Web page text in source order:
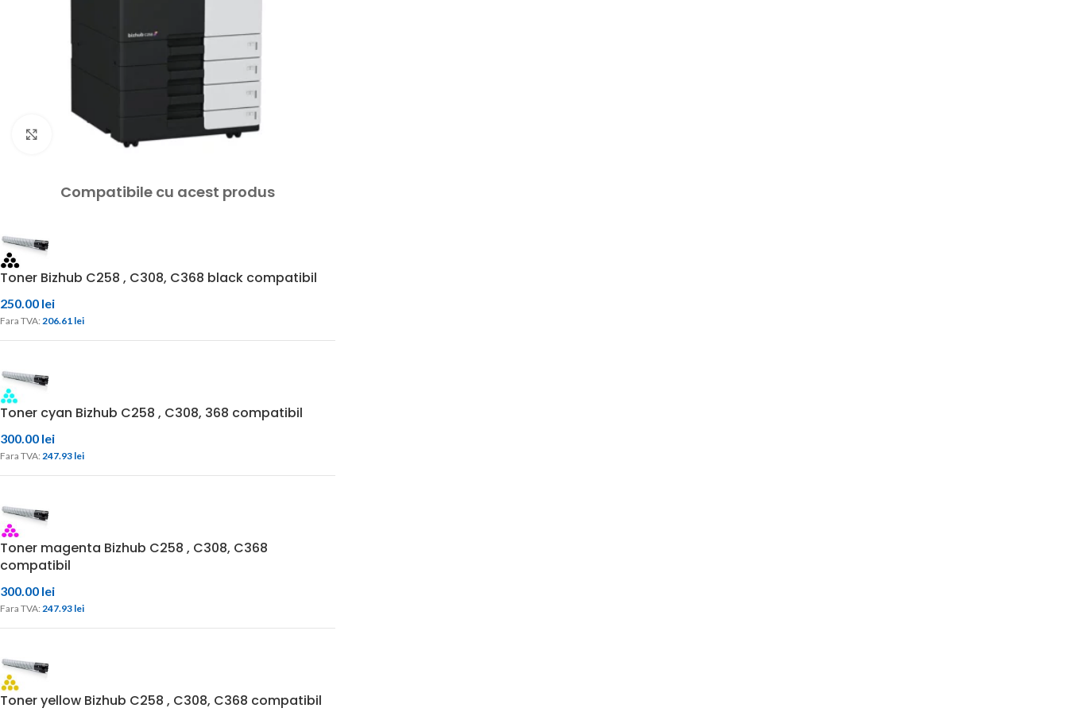
Click to enlarge
Compatibile cu acest produs
Toner Bizhub C258 , C308, C368 black compatibil
250.00 lei
Fara TVA: 206.61 lei
Toner cyan Bizhub C258 , C308, 368 compatibil
300.00 lei
Fara TVA: 247.93 lei
Toner magenta Bizhub C258 , C308, C368
compatibil
300.00 lei
Fara TVA: 247.93 lei
Toner yellow Bizhub C258 , C308, C368 compatibil